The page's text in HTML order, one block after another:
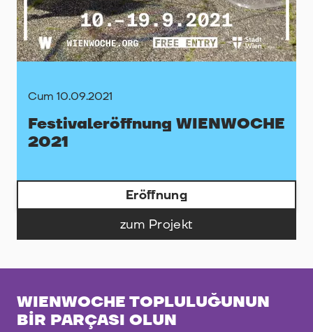
Cum 10.09.2021
Festivaleröffnung WIENWOCHE
2021
Eröffnung
zum Projekt
WIENWOCHE TOPLULUĞUNUN
BIR PARÇASI OLUN